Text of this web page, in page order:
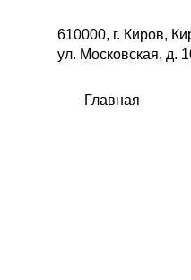
610000, г. Киров,
ул. Московская, д.
Главная